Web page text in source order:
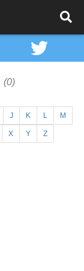
(0)
J K L M
X Y Z